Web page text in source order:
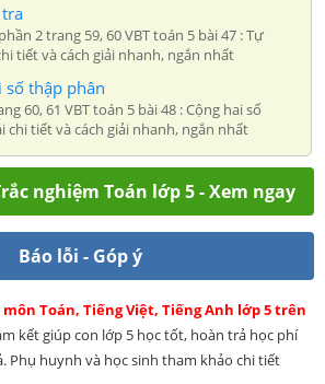
2 trang 59, 60 VBT toán 5 bài 47 : Tự
tiết và cách giải nhanh, ngắn nhất
số thập phân
60, 61 VBT toán 5 bài 48 : Cộng hai số
chi tiết và cách giải nhanh, ngắn nhất
nghiệm Toán lớp 5 - Xem ngay
Báo lỗi - Góp ý
Toán, Tiếng Việt, Tiếng Anh lớp 5 trên
kết giúp con lớp 5 học tốt, hoàn trả học phí
Phụ huynh và học sinh tham khảo chi tiết